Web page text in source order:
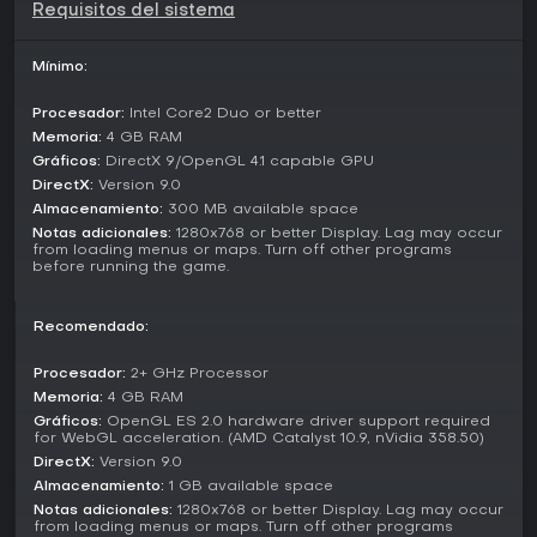
Snow-Swept Quest se centra en una campaña para un
Saya por regresar a casa. No incluye modos multijugador ni
En la campaña, te topas con desafíos que mezclan
exploración y batallas, todos al servicio del objetivo
principal de acumular recursos y superar obstáculos en el
continente Occidental.
Story and Setting
Occidental, con Saya iniciando su aventura en territorio
habitantes y criaturas locales, moldeando una narrativa
yuki-onna, enriqueciendo el personaje de Saya y sus
El progreso pasa por ganar dinero con misiones y
combates, que usas para avanzar en la trama, como pagar
Requisitos del sistema
Mínimo:
Procesador: Intel Core2 Duo or better
Memoria: 4 GB RAM
Gráficos: DirectX 9/OpenGL 4.1 capable GPU
DirectX: Version 9.0
Almacenamiento: 300 MB available space
Notas adicionales: 1280x768 or better Display. Lag may occur
from loading menus or maps. Turn off other programs
before running the game.
Recomendado:
Procesador: 2+ GHz Processor
Memoria: 4 GB RAM
Gráficos: OpenGL ES 2.0 hardware driver support required
for WebGL acceleration. (AMD Catalyst 10.9, nVidia 358.50)
DirectX: Version 9.0
Almacenamiento: 1 GB available space
Notas adicionales: 1280x768 or better Display. Lag may occur
from loading menus or maps. Turn off other programs